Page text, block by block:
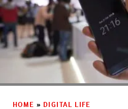
HOME » DIGITAL LIFE